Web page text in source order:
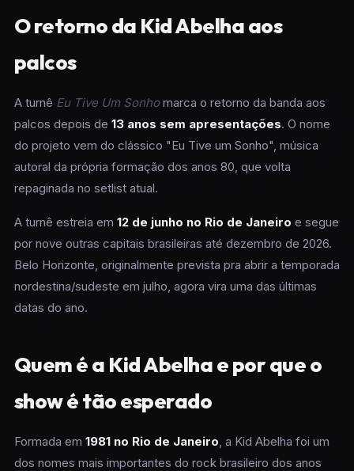
O retorno da Kid Abelha aos
palcos
A turnê Eu Tive Um Sonhomarca o retorno da banda aos
palcos depois de 13 anos sem apresentações. O nome
do projeto vem do clássico "Eu Tive um Sonho", música
autoral da própria formação dos anos 80, que volta
repaginada no setlist atual.
A turnê estreia em 12 de junho no Rio de Janeiro e segue
por nove outras capitais brasileiras até dezembro de 2026.
Belo Horizonte, originalmente prevista pra abrir a temporada
nordestina/sudeste em julho, agora vira uma das últimas
datas do ano.
Quem é a Kid Abelha e por que o
show é tão esperado
Formada em 1981 no Rio de Janeiro, a Kid Abelha foi um
dos nomes mais importantes do rock brasileiro dos anos